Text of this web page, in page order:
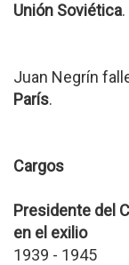
Unión Soviética.
Juan Negrín
París.
Cargos
Presidente del
en el exilio
1939 - 1945